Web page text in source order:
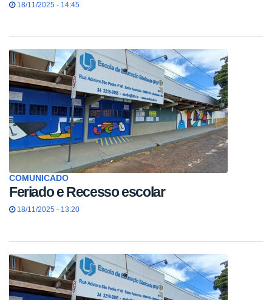
18/11/2025 - 14:45
COMUNICADO
Feriado e Recesso escolar
18/11/2025 - 13:20